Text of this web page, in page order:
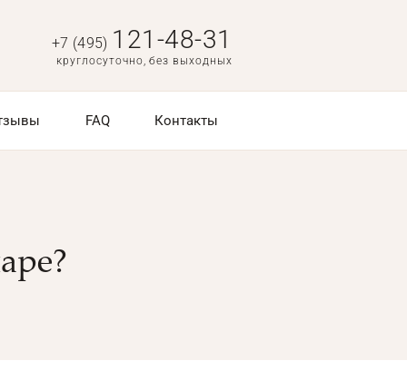
+7 (495) 121-48-31
круглосуточно, без выходных
FAQ Контакты